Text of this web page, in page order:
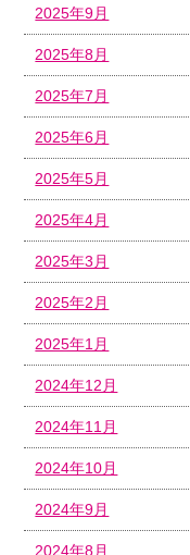
2025年9月
2025年8月
2025年7月
2025年6月
2025年5月
2025年4月
2025年3月
2025年2月
2025年1月
2024年12月
2024年11月
2024年10月
2024年9月
2024年8月